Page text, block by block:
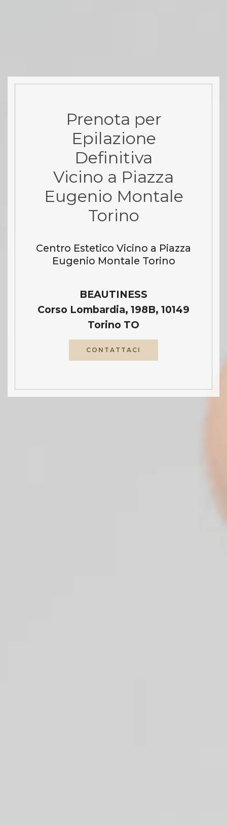
Prenota per
Epilazione
Definitiva
Vicino a Piazza
Eugenio Montale
Torino
Centro Estetico Vicino a Piazza
Eugenio Montale Torino
BEAUTINESS
Corso Lombardia, 198B, 10149
Torino TO
CONTATTACI